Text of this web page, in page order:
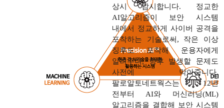
상시 감시합니다. 정교한
AI알고리즘이 보안 시스템
내에서 정교하게 사이버 공격을
포착하는 기술로써, 작은 이상
징후도 포착해 운용자에게
알려주며, 향후 발생할 문제도
사전에 막아줍니다.
팔로알토네트웍스는 12년
전부터 AI와 머신러닝(ML)
알고리즘을 결합해 보안 시스템